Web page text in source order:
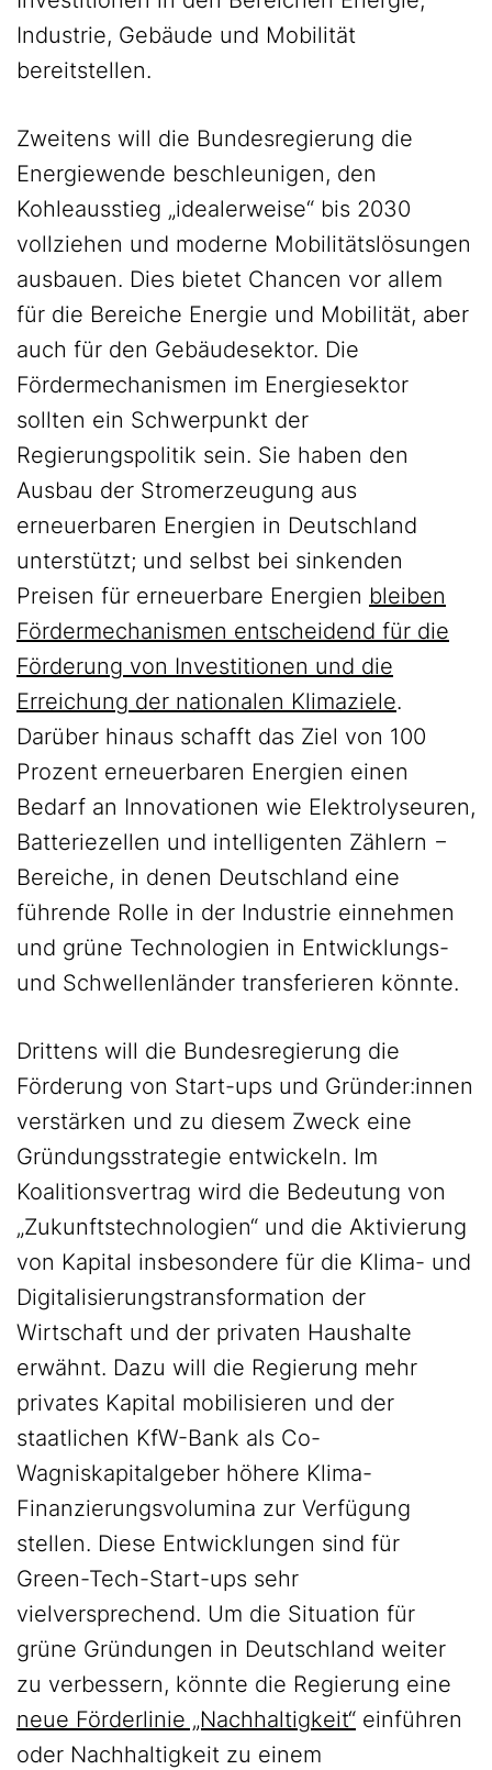
Industrie, Gebäude und Mobilität
bereitstellen.
Zweitens will die Bundesregierung die
Energiewende beschleunigen, den
Kohleausstieg „idealerweise“ bis 2030
vollziehen und moderne Mobilitätslösungen
ausbauen. Dies bietet Chancen vor allem
für die Bereiche Energie und Mobilität, aber
auch für den Gebäudesektor. Die
Fördermechanismen im Energiesektor
sollten ein Schwerpunkt der
Regierungspolitik sein. Sie haben den
Ausbau der Stromerzeugung aus
erneuerbaren Energien in Deutschland
unterstützt; und selbst bei sinkenden
Preisen für erneuerbare Energien bleiben
Fördermechanismen entscheidend für die
Förderung von Investitionen und die
Erreichung der nationalen Klimaziele.
Darüber hinaus schafft das Ziel von 100
Prozent erneuerbaren Energien einen
Bedarf an Innovationen wie Elektrolyseuren,
Batteriezellen und intelligenten Zählern −
Bereiche, in denen Deutschland eine
führende Rolle in der Industrie einnehmen
und grüne Technologien in Entwicklungs-
und Schwellenländer transferieren könnte.
Drittens will die Bundesregierung die
Förderung von Start-ups und Gründer:innen
verstärken und zu diesem Zweck eine
Gründungsstrategie entwickeln. Im
Koalitionsvertrag wird die Bedeutung von
„Zukunftstechnologien“ und die Aktivierung
von Kapital insbesondere für die Klima- und
Digitalisierungstransformation der
Wirtschaft und der privaten Haushalte
erwähnt. Dazu will die Regierung mehr
privates Kapital mobilisieren und der
staatlichen KfW-Bank als Co-
Wagniskapitalgeber höhere Klima-
Finanzierungsvolumina zur Verfügung
stellen. Diese Entwicklungen sind für
Green-Tech-Start-ups sehr
vielversprechend. Um die Situation für
grüne Gründungen in Deutschland weiter
zu verbessern, könnte die Regierung eine
neue Förderlinie „Nachhaltigkeit“ einführen
oder Nachhaltigkeit zu einem